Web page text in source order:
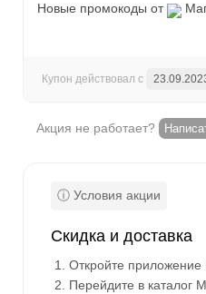
Новые промокоды от
Купон действовал с
Акция не работает?
Скидка и доставка
Откройте приложение
Перейдите в каталог